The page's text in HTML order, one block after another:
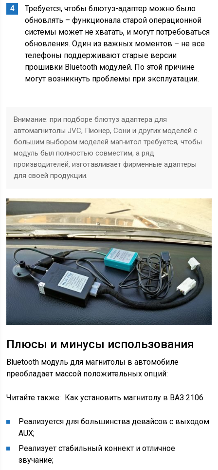
Требуется, чтобы блютуз-адаптер можно было
обновлять – функционала старой операционной
системы может не хватать, и могут потребоваться
обновления. Один из важных моментов – не все
телефоны поддерживают старые версии
прошивки Bluetooth модулей. По этой причине
могут возникнуть проблемы при эксплуатации.
Внимание: при подборе блютуз адаптера для
автомагнитолы JVC, Пионер, Сони и других моделей с
большим выбором моделей магнитол требуется, чтобы
модуль был полностью совместим, а ряд
производителей, изготавливает фирменные адаптеры
для своей продукции.
Плюсы и минусы использования
Bluetooth модуль для магнитолы в автомобиле
преобладает массой положительных опций:
Читайте также: Как установить магнитолу в ВАЗ 2106
Реализуется для большинства девайсов с выходом
AUX;
Реализует стабильный коннект и отличное
звучание;